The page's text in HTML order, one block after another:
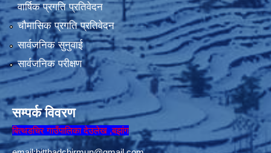
वार्षिक प्रगति प्रतिवेदन
चौमासिक प्रगति प्रतिवेदन
सार्वजनिक सुनुवाई
सार्वजनिक परीक्षण
सम्पर्क विवरण
बित्थडचिर गाउँपालिका देउलेख ,बझांग